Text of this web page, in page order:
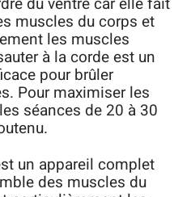
muscles du corps et
les muscles
à la corde est un
pour brûler
Pour maximiser les
séances de 20 à 30
un appareil complet
des muscles du